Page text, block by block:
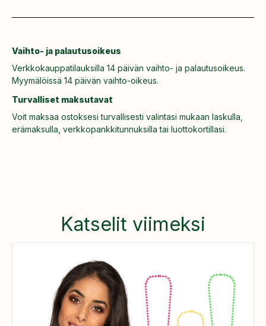
Vaihto- ja palautusoikeus
Verkkokauppatilauksilla 14 päivän vaihto- ja palautusoikeus.
Myymälöissä 14 päivän vaihto-oikeus.
Turvalliset maksutavat
Voit maksaa ostoksesi turvallisesti valintasi mukaan laskulla,
erämaksulla, verkkopankkitunnuksilla tai luottokortillasi.
Katselit viimeksi